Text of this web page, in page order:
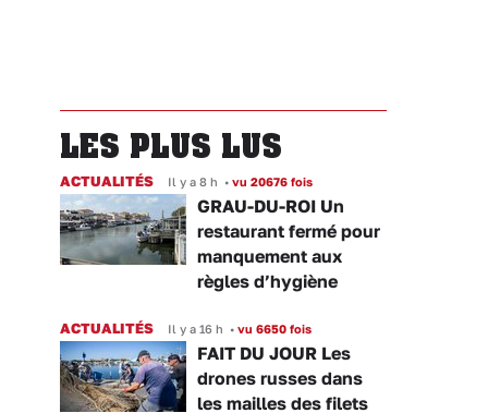
LES PLUS LUS
ACTUALITÉS Il y a 8 h • vu 20676 fois
GRAU-DU-ROI Un
restaurant fermé pour
manquement aux
règles d’hygiène
ACTUALITÉS Il y a 16 h • vu 6650 fois
FAIT DU JOUR Les
drones russes dans
les mailles des filets